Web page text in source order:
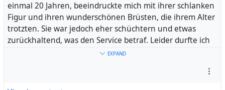
Bitte seid wachsam und lasst euch nicht von falschen
Versprechungen und verlockenden Profilen blenden. Es
ist wichtig, auf solche Betrügereien aufmerksam zu
machen, um andere vor finanziellen und emotionalen
einmal 20 Jahren, beeindruckte mich mit ihrer schlanken
Figur und ihren wunderschönen Brüsten, die ihrem Alter
trotzten. Sie war jedoch eher schüchtern und etwas
zurückhaltend, was den Service betraf. Leider durfte ich
sie nicht lecken, aber dafür verwöhnten sie und Eva mich
EXPAND